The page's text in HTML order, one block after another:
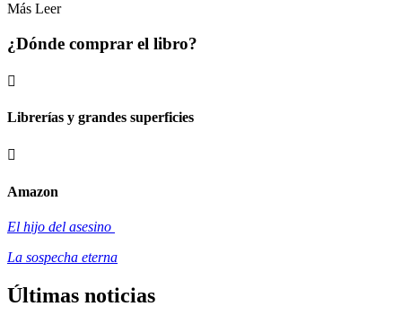
Más Leer
¿Dónde comprar el libro?

Librerías y grandes superficies

Amazon
El hijo del asesino
La sospecha eterna
Últimas noticias